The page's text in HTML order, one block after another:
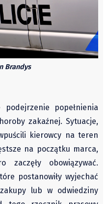
Brandys
popełnienia
zakaźnej. Sytuacje,
kierowcy na teren
na początku marca,
zaczęły obowiązywać.
postanowiły wyjechać
lub w odwiedziny